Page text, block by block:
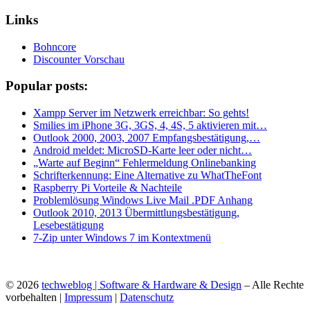
Links
Bohncore
Discounter Vorschau
Popular posts:
Xampp Server im Netzwerk erreichbar: So gehts!
Smilies im iPhone 3G, 3GS, 4, 4S, 5 aktivieren mit…
Outlook 2000, 2003, 2007 Empfangsbestätigung,…
Android meldet: MicroSD-Karte leer oder nicht…
„Warte auf Beginn“ Fehlermeldung Onlinebanking
Schrifterkennung: Eine Alternative zu WhatTheFont
Raspberry Pi Vorteile & Nachteile
Problemlösung Windows Live Mail .PDF Anhang
Outlook 2010, 2013 Übermittlungsbestätigung,
Lesebestätigung
7-Zip unter Windows 7 im Kontextmenü
© 2026 techweblog | Software & Hardware & Design – Alle Rechte
vorbehalten | Impressum | Datenschutz